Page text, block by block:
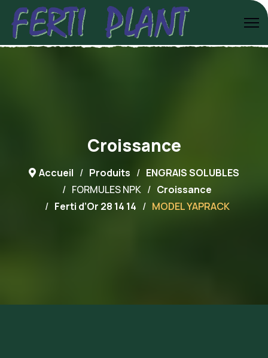
Croissance
Accueil Produits
ENGRAIS SOLUBLES
FORMULES NPK
Croissance
Ferti d’Or 28 14 14
MODEL YAPRACK